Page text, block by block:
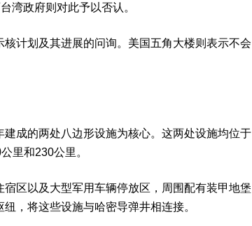
湾政府则对此予以否认。
计划及其进展的问询。美国五角大楼则表示不会
成的两处八边形设施为核心。这两处设施均位于
里和230公里。
区以及大型军用车辆停放区，周围配有装甲地堡
，将这些设施与哈密导弹井相连接。